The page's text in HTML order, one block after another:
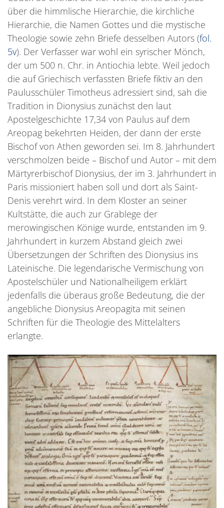
über die himmlische Hierarchie, die kirchliche
Hierarchie, die Namen Gottes und die mystische
Theologie sowie zehn Briefe desselben Autors (fol.
5v). Der Verfasser war wohl ein syrischer Mönch,
der um 500 n. Chr. in Antiochia lebte. Weil jedoch
die auf Griechisch verfassten Briefe fiktiv an den
Paulusschüler Timotheus adressiert sind, sah die
Tradition in Dionysius zunächst den laut
Apostelgeschichte 17,34 von Paulus auf dem
Areopag bekehrten Heiden, der dann der erste
Bischof von Athen geworden sei. Im 8. Jahrhundert
verschmolzen beide – Bischof und Autor – mit dem
Märtyrerbischof Dionysius, der im 3. Jahrhundert in
Paris missioniert haben soll und dort als Saint-
Denis verehrt wird. In dem Kloster an seiner
Kultstätte, die auch zur Grablege der
merowingischen Könige wurde, entstanden im 9.
Jahrhundert in kurzem Abstand gleich zwei
Übersetzungen der Schriften des Dionysius ins
Lateinische. Die legendarische Vermischung von
Apostelschüler und Nationalheiligem erklärt
jedenfalls die überaus große Bedeutung, die der
angebliche Dionysius Areopagita mit seinen
Schriften für die Theologie des Mittelalters
erlangte.